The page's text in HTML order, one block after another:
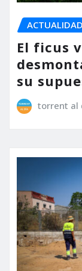
ACTUALIDAD
El ficus
su
torrent al